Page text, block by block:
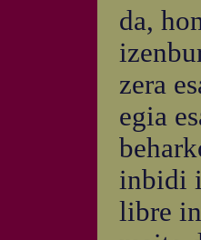
da,
zera
egia
inbidi
libre